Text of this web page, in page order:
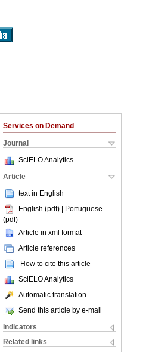
Services on Demand
Journal
SciELO Analytics
Article
text in English
English (pdf) | Portuguese
(pdf)
Article in xml format
Article references
How to cite this article
SciELO Analytics
Automatic translation
Send this article by e-mail
Indicators
Related links